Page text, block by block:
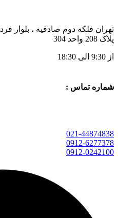
تهران فلکه دوم صادقیه ، بلوار
پلاک 208 واحد 304
از 9:30 الی 18:30
شماره تماس :
021-44874838
0912-6277378
0912-0242100